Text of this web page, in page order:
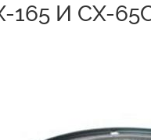
165 И CX-